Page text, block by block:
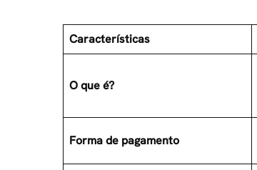
Características
O que é?
Forma de pagamento